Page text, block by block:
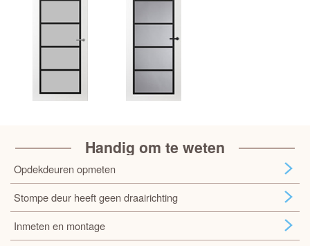
Handig om te weten
Opdekdeuren opmeten
Stompe deur heeft geen draairichting
Inmeten en montage